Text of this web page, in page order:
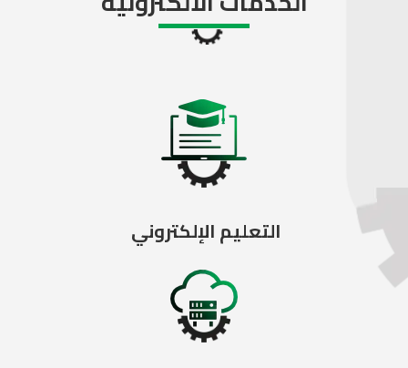
التعليم الإلكتروني